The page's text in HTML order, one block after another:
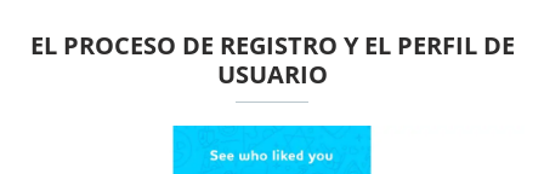
EL PROCESO DE REGISTRO Y EL PERFIL DE
USUARIO